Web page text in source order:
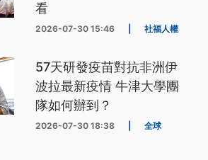
看
2026-07-30 15:46 社福人權
57天研發疫苗對抗非洲伊
波拉最新疫情 牛津大學團
隊如何辦到？
2026-07-30 18:38 全球